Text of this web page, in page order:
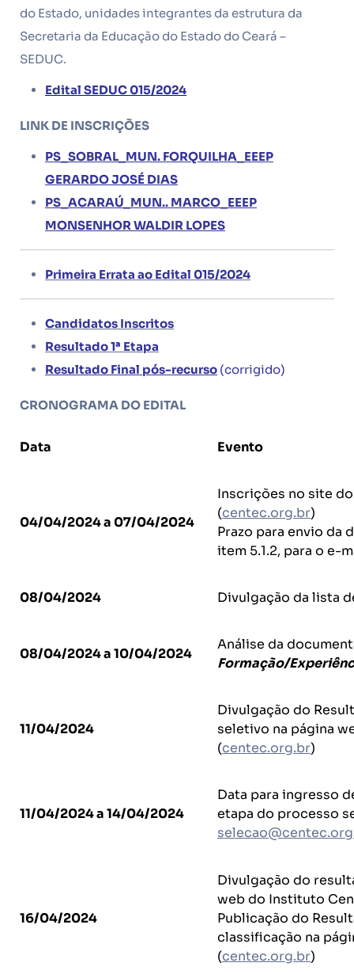
do Estado, unidades integrantes da estrutura da
Secretaria da Educação do Estado do Ceará –
SEDUC.
Edital SEDUC 015/2024
LINK DE INSCRIÇÕES
PS_SOBRAL_MUN. FORQUILHA_EEEP
GERARDO JOSÉ DIAS
PS_ACARAÚ_MUN.. MARCO_EEEP
MONSENHOR WALDIR LOPES
Primeira Errata ao Edital 015/2024
Candidatos Inscritos
Resultado 1ª Etapa
Resultado Final pós-recurso (corrigido)
CRONOGRAMA DO EDITAL
Data Evento
04/04/2024 a 07/04/2024
Inscrições no site
(centec.org.br)
Prazo para envio da
item 5.1.2, para o e-
08/04/2024 Divulgação da lista
08/04/2024 a 10/04/2024
Análise da
Formação/
11/04/2024
Divulgação do
seletivo na página
(centec.org.br)
11/04/2024 a 14/04/2024
Data para ingresso
etapa do processo
16/04/2024
Divulgação do
web do Instituto
Publicação do
classificação na
(centec.org.br)